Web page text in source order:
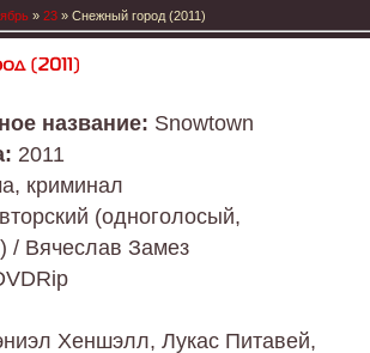
» 23 » Снежный город (2011)
название: Snowtown
2011
криминал
(одноголосый,
/ Вячеслав Замез
Хеншэлл, Лукас Питавей,